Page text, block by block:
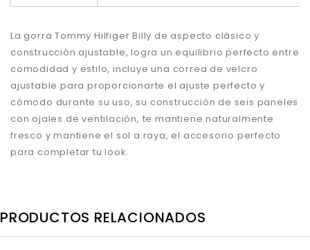
La gorra Tommy Hilfiger Billy de aspecto clásico y
construcción ajustable, logra un equilibrio perfecto entre
comodidad y estilo, incluye una correa de velcro
ajustable para proporcionarte el ajuste perfecto y
cómodo durante su uso, su construcción de seis paneles
con ojales de ventilación, te mantiene naturalmente
fresco y mantiene el sol a raya, el accesorio perfecto
para completar tu look.
PRODUCTOS RELACIONADOS